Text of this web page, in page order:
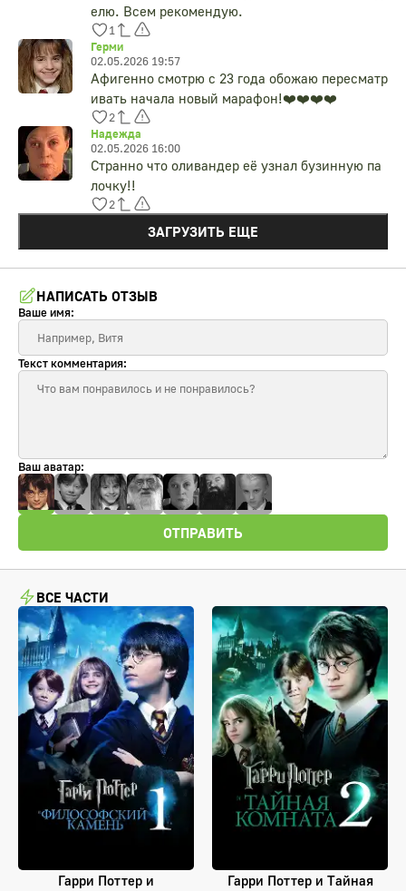
елю. Всем рекомендую.
1
Герми
02.05.2026 19:57
Афигенно смотрю с 23 года обожаю пересматр
ивать начала новый марафон!❤️❤️❤️❤️
2
Надежда
02.05.2026 16:00
Странно что оливандер её узнал бузинную па
лочку!!
2
ЗАГРУЗИТЬ ЕЩЕ
НАПИСАТЬ ОТЗЫВ
Ваше имя:
Текст комментария:
Ваш аватар:
ОТПРАВИТЬ
ВСЕ ЧАСТИ
Гарри Поттер и Гарри Поттер и Тайная